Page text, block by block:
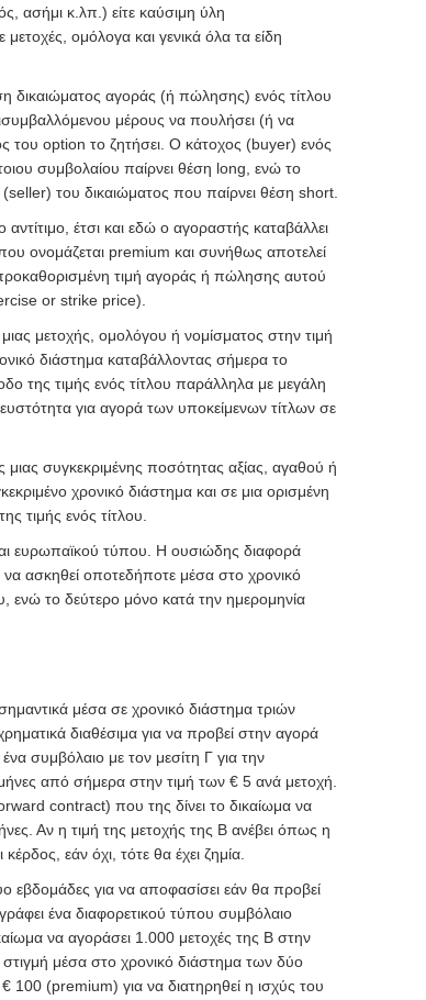
ασήμι κ.λπ.) είτε καύσιμη ύλη
ομόλογα και γενικά όλα τα είδη
δικαιώματος αγοράς (ή πώλησης) ενός τίτλου
μέρους να πουλήσει (ή να
του option το ζητήσει. Ο κάτοχος (buyer) ενός
συμβολαίου παίρνει θέση long, ενώ το
του δικαιώματος που παίρνει θέση short.
έτσι και εδώ ο αγοραστής καταβάλλει
ονομάζεται premium και συνήθως αποτελεί
τιμή αγοράς ή πώλησης αυτού
or strike price).
μετοχής, ομολόγου ή νομίσματος στην τιμή
διάστημα καταβάλλοντας σήμερα το
της τιμής ενός τίτλου παράλληλα με μεγάλη
για αγορά των υποκείμενων τίτλων σε
συγκεκριμένης ποσότητας αξίας, αγαθού ή
χρονικό διάστημα και σε μια ορισμένη
τιμής ενός τίτλου.
ευρωπαϊκού τύπου. Η ουσιώδης διαφορά
ασκηθεί οποτεδήποτε μέσα στο χρονικό
ενώ το δεύτερο μόνο κατά την ημερομηνία
μέσα σε χρονικό διάστημα τριών
διαθέσιμα για να προβεί στην αγορά
συμβόλαιο με τον μεσίτη Γ για την
από σήμερα στην τιμή των € 5 ανά μετοχή.
contract) που της δίνει το δικαίωμα να
Αν η τιμή της μετοχής της Β ανέβει όπως η
εάν όχι, τότε θα έχει ζημία.
εβδομάδες για να αποφασίσει εάν θα προβεί
ένα διαφορετικού τύπου συμβόλαιο
να αγοράσει 1.000 μετοχές της Β στην
μέσα στο χρονικό διάστημα των δύο
100 (premium) για να διατηρηθεί η ισχύς του